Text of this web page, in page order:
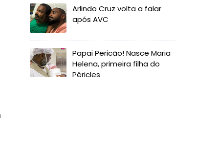
Arlindo Cruz volta a falar
após AVC
Papai Pericão! Nasce Maria
Helena, primeira filha do
Péricles